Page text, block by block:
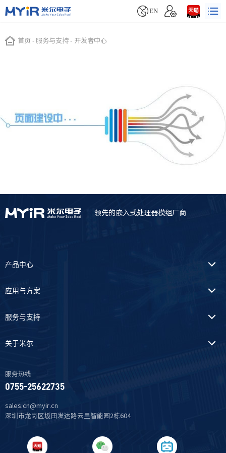

EN 
首页 - 服务与支持- 开发者中心
领先的嵌入式处理器模组厂商
产品中心
应用与方案
服务与支持
关于米尔
服务热线
0755-25622735
sales.cn@myir.cn
深圳市龙岗区坂田发达路云里智能园2栋604